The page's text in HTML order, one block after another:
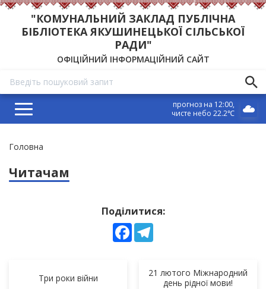
"КОМУНАЛЬНИЙ ЗАКЛАД ПУБЛІЧНА
БІБЛІОТЕКА ЯКУШИНЕЦЬКОЇ СІЛЬСЬКОЇ
РАДИ"
ОФІЦІЙНИЙ ІНФОРМАЦІЙНИЙ САЙТ
прогноз на 12:00
чисте небо 22.2℃
Рядок
навіґації
Головна
Читачам
Поділитися:
Facebook
Три роки війни
21 лютого Міжнародний
день рідної мови!